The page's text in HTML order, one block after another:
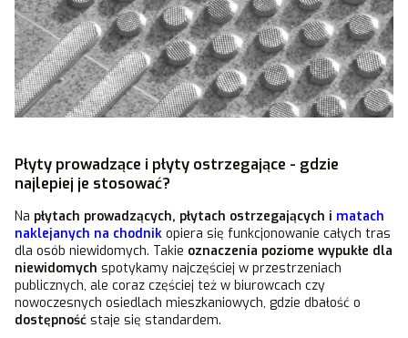
Płyty prowadzące i płyty ostrzegające - gdzie
najlepiej je stosować?
Na płytach prowadzących, płytach ostrzegających i matach
naklejanych na chodnik opiera się funkcjonowanie całych tras
dla osób niewidomych. Takie oznaczenia poziome wypukłe dla
niewidomych spotykamy najczęściej w przestrzeniach
publicznych, ale coraz częściej też w biurowcach czy
nowoczesnych osiedlach mieszkaniowych, gdzie dbałość o
dostępność staje się standardem.